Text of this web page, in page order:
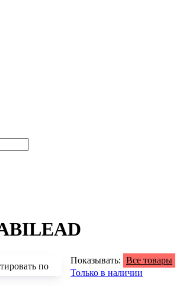
по
Показывать: Все товары
Только в наличии